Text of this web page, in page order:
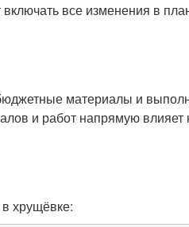
все изменения в
материалы и
и работ напрямую влияет
хрущёвке: